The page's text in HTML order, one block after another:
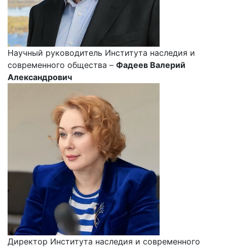
Научный руководитель Института наследия и
современного общества – Фадеев Валерий
Александрович
Директор Института наследия и современного